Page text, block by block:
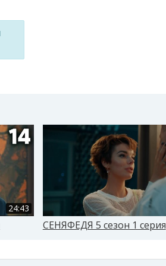
24:43
СЕНЯФЕДЯ 5 сезон 1 серия